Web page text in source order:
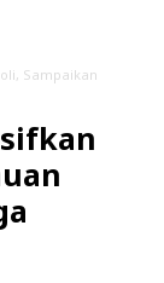
Sampaikan